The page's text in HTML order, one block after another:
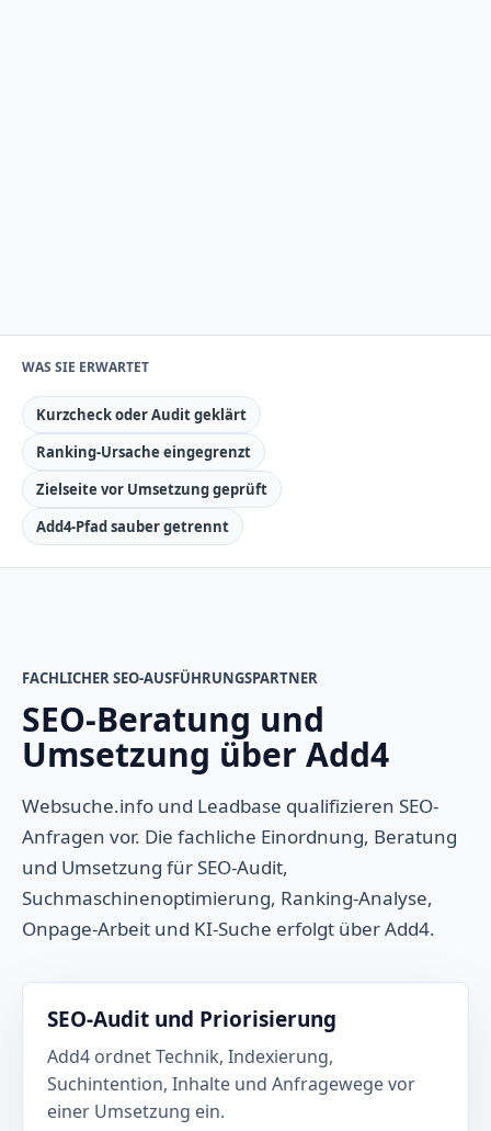
WAS SIE ERWARTET
Kurzcheck oder Audit geklärt
Ranking-Ursache eingegrenzt
Zielseite vor Umsetzung geprüft
Add4-Pfad sauber getrennt
FACHLICHER SEO-AUSFÜHRUNGSPARTNER
SEO-Beratung und
Umsetzung über Add4
Websuche.info und Leadbase qualifizieren SEO-
Anfragen vor. Die fachliche Einordnung, Beratung
und Umsetzung für SEO-Audit,
Suchmaschinenoptimierung, Ranking-Analyse,
Onpage-Arbeit und KI-Suche erfolgt über Add4.
SEO-Audit und Priorisierung
Add4 ordnet Technik, Indexierung,
Suchintention, Inhalte und Anfragewege vor
einer Umsetzung ein.